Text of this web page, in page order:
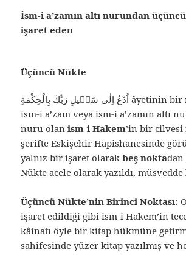
İsm-i a’zamın altı nurundan
işaret eden
Üçüncü Nükte
اُدْعُ اِلٰى سَبٖيلِ رَبِّكَ بِالْحِكْمَةِ âyetinin bir nüktesi ve bir
ism-i a’zam veya ism-i a’zamın altı
nuru olanism-i Hakem’in bir cilvesi
şerifte Eskişehir Hapishanesinde
yalnız bir işaret olarakbeş nokta
Nükte acele olarak yazıldı,
Üçüncü Nükte’nin Birinci Noktası:
işaret edildiği gibi ism-i Hakem’in
kâinatı öyle bir kitap hükmüne
sahifesinde yüzer kitap yazılmış ve